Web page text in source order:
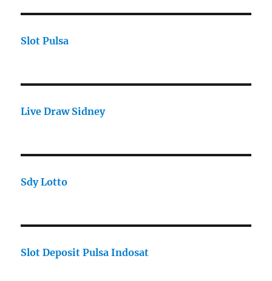
Slot Pulsa
Live Draw Sidney
Sdy Lotto
Slot Deposit Pulsa Indosat